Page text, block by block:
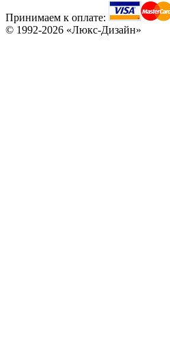
Принимаем к оплате:
© 1992-2026 «Люкс-Дизайн»